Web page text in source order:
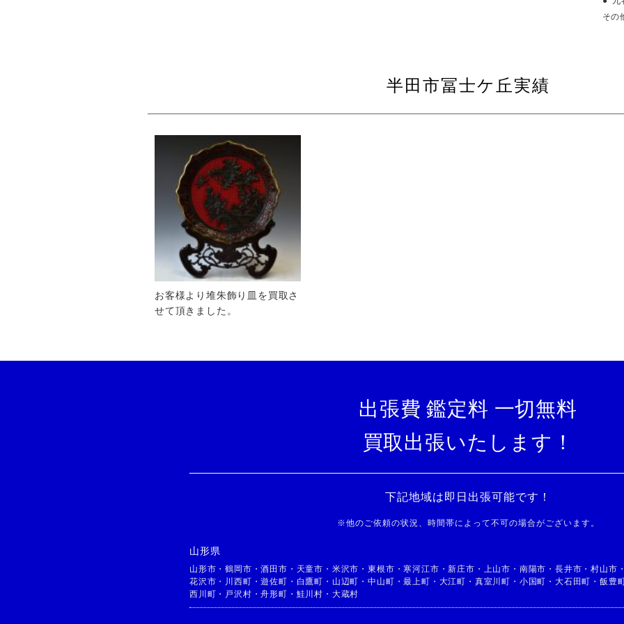
その
半田市冨士ケ丘実績
お客様より堆朱飾り皿を買取さ
せて頂きました。
出張費 鑑定料 一切無料
買取出張いたします！
下記地域は即日出張可能です！
※他のご依頼の状況、時間帯によって不可の場合がございます。
山形県
山形市 ・鶴岡市 ・酒田市 ・ 天童市 ・ 米沢市 ・東根市 ・寒河江市 ・新庄市 ・ 上山市 ・ 南陽市 ・ 長井市 ・村山市
花沢市 ・ 川西町 ・遊佐町 ・ 白鷹町 ・ 山辺町 ・中山町 ・最上町 ・ 大江町 ・ 真室川町 ・ 小国町 ・ 大石田町 ・ 飯豊
西川町 ・ 戸沢村 ・舟形町 ・ 鮭川村 ・ 大蔵村